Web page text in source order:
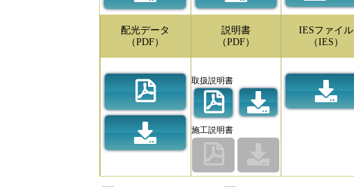
配光データ
（PDF）
説明書
（PDF）
取扱説明書
施工説明書
IESファイル
（IES）